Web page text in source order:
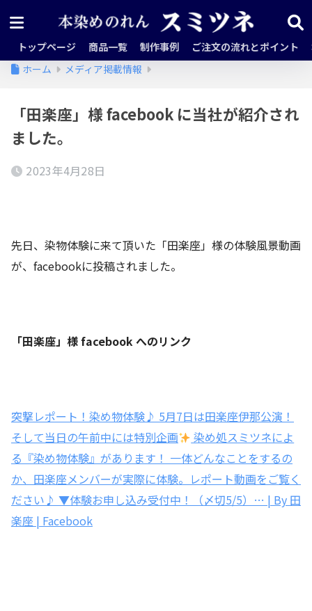
トップページ 商品一覧 制作事例 ご注文の流れとポイント
ホーム
メディア掲載情報
「田楽座」様 facebook に当社が紹介され
ました。
2023年4月28日
先日、染物体験に来て頂いた「田楽座」様の体験風景動画
が、facebookに投稿されました。
「田楽座」様 facebook へのリンク
突撃レポート！染め物体験♪ 5月7日は田楽座伊那公演！
そして当日の午前中には特別企画
染め処スミツネによ
る『染め物体験』があります！ 一体どんなことをするの
か、田楽座メンバーが実際に体験。レポート動画をご覧く
ださい♪ ▼体験お申し込み受付中！（〆切5/5）… | By 田
楽座 | Facebook